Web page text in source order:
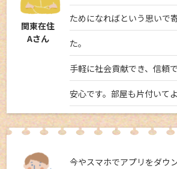
関東在住
Aさん
ためになればという思いで
た。
手軽に社会貢献でき、信頼
安心です。部屋も片付いて
今やスマホでアプリをダウ